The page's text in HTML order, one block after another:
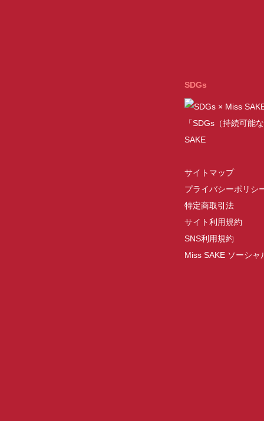
SDGs
「SDGs（持続可能
SAKE
サイトマップ
プライバシーポリシ
特定商取引法
サイト利用規約
SNS利用規約
Miss SAKE ソーシ